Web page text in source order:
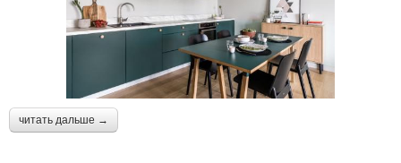
читать дальше →